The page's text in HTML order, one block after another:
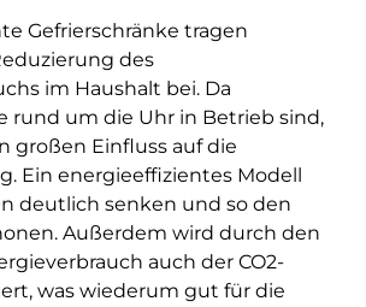
Gefrierschränke tragen
des
im Haushalt bei. Da
rund um die Uhr in Betrieb sind,
großen Einfluss auf die
Ein energieeffizientes Modell
deutlich senken und so den
Außerdem wird durch den
auch der CO2-
was wiederum gut für die